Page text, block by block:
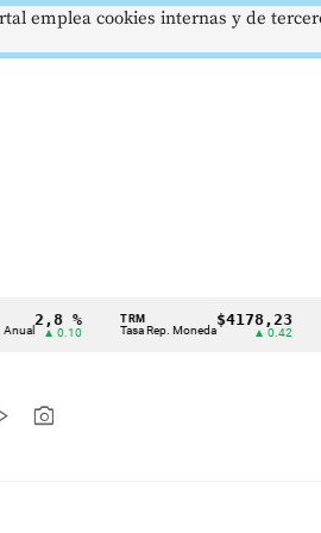
%
0.10
TRM
Tasa Rep. Moneda
$4178,23
▲ 0.42
IPC
photo_camera
emplea cookies internas y de